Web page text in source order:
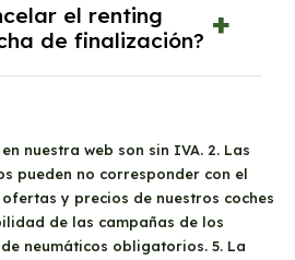
puedes ajustar tu contrato
todos los kilómetros
el renting
de finalización?
caso de que necesites
nuestra web son sin IVA. 2. Las
pueden no corresponder con el
y precios de nuestros coches
de las campañas de los
neumáticos obligatorios. 5. La